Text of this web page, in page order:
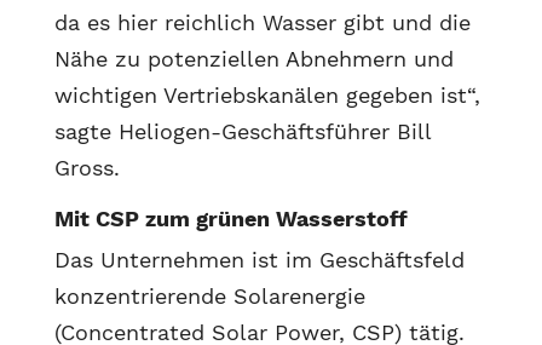
da es hier reichlich Wasser gibt und die
Nähe zu potenziellen Abnehmern und
wichtigen Vertriebskanälen gegeben ist“,
sagte Heliogen-Geschäftsführer Bill
Gross.
Mit CSP zum grünen Wasserstoff
Das Unternehmen ist im Geschäftsfeld
konzentrierende Solarenergie
(Concentrated Solar Power, CSP) tätig.